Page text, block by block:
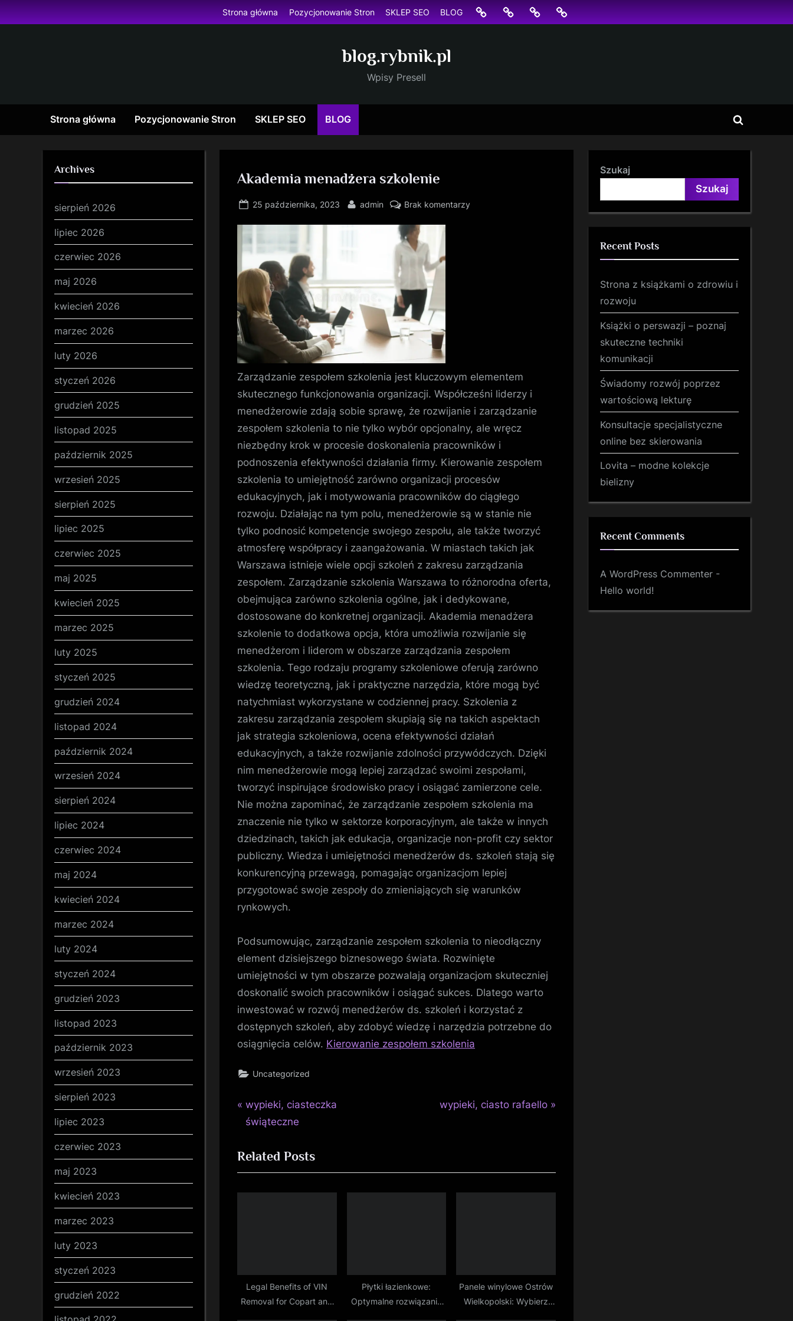
Skip
to
Strona główna Pozycjonowanie Stron SKLEP SEO BLOG
Strona
główna
Pozycjonowanie
Stron
SKLEP
SEO
BLOG
blog.rybnik.pl
Wpisy Presell
Strona główna Pozycjonowanie Stron SKLEP SEO BLOG
Toggle
Akademia menadżera szkolenie
Posted
25 października, 2023 By
admin Brak komentarzy
Zarządzanie zespołem szkolenia jest kluczowym elementem
skutecznego funkcjonowania organizacji. Współcześni liderzy i
menedżerowie zdają sobie sprawę, że rozwijanie i zarządzanie
zespołem szkolenia to nie tylko wybór opcjonalny, ale wręcz
niezbędny krok w procesie doskonalenia pracowników i
podnoszenia efektywności działania firmy. Kierowanie zespołem
szkolenia to umiejętność zarówno organizacji procesów
edukacyjnych, jak i motywowania pracowników do ciągłego
rozwoju. Działając na tym polu, menedżerowie są w stanie nie
tylko podnosić kompetencje swojego zespołu, ale także tworzyć
atmosferę współpracy i zaangażowania. W miastach takich jak
Warszawa istnieje wiele opcji szkoleń z zakresu zarządzania
zespołem. Zarządzanie szkolenia Warszawa to różnorodna oferta,
obejmująca zarówno szkolenia ogólne, jak i dedykowane,
dostosowane do konkretnej organizacji. Akademia menadżera
szkolenie to dodatkowa opcja, która umożliwia rozwijanie się
menedżerom i liderom w obszarze zarządzania zespołem
szkolenia. Tego rodzaju programy szkoleniowe oferują zarówno
wiedzę teoretyczną, jak i praktyczne narzędzia, które mogą być
natychmiast wykorzystane w codziennej pracy. Szkolenia z
zakresu zarządzania zespołem skupiają się na takich aspektach
jak strategia szkoleniowa, ocena efektywności działań
edukacyjnych, a także rozwijanie zdolności przywódczych. Dzięki
nim menedżerowie mogą lepiej zarządzać swoimi zespołami,
tworzyć inspirujące środowisko pracy i osiągać zamierzone cele.
Nie można zapominać, że zarządzanie zespołem szkolenia ma
znaczenie nie tylko w sektorze korporacyjnym, ale także w innych
dziedzinach, takich jak edukacja, organizacje non-profit czy sektor
publiczny. Wiedza i umiejętności menedżerów ds. szkoleń stają się
konkurencyjną przewagą, pomagając organizacjom lepiej
przygotować swoje zespoły do zmieniających się warunków
rynkowych.
Podsumowując, zarządzanie zespołem szkolenia to nieodłączny
element dzisiejszego biznesowego świata. Rozwinięte
umiejętności w tym obszarze pozwalają organizacjom skuteczniej
doskonalić swoich pracowników i osiągać sukces. Dlatego warto
inwestować w rozwój menedżerów ds. szkoleń i korzystać z
dostępnych szkoleń, aby zdobyć wiedzę i narzędzia potrzebne do
osiągnięcia celów. Kierowanie zespołem szkolenia
Uncategorized
Nawigacja
P
r
v
i
s
t
wypieki, ciasteczka
świąteczne
N
P
wypieki, ciasto rafaello
Related Posts
Legal Benefits of VIN
Removal for Copart and
Płytki łazienkowe:
Optymalne rozwiązania
Panele winylowe Ostrów
Wielkopolski: Wybierz
Archives
sierpień 2026
lipiec 2026
czerwiec 2026
maj 2026
kwiecień 2026
marzec 2026
luty 2026
styczeń 2026
grudzień 2025
listopad 2025
październik 2025
wrzesień 2025
sierpień 2025
lipiec 2025
czerwiec 2025
maj 2025
kwiecień 2025
marzec 2025
luty 2025
styczeń 2025
grudzień 2024
listopad 2024
październik 2024
wrzesień 2024
sierpień 2024
lipiec 2024
czerwiec 2024
maj 2024
kwiecień 2024
marzec 2024
luty 2024
styczeń 2024
grudzień 2023
listopad 2023
październik 2023
wrzesień 2023
sierpień 2023
lipiec 2023
czerwiec 2023
maj 2023
kwiecień 2023
marzec 2023
luty 2023
styczeń 2023
grudzień 2022
Szukaj
Szukaj
Recent Posts
Strona z książkami o zdrowiu i
rozwoju
Książki o perswazji – poznaj
skuteczne techniki
komunikacji
Świadomy rozwój poprzez
wartościową lekturę
Konsultacje specjalistyczne
online bez skierowania
Lovita – modne kolekcje
bielizny
Recent Comments
A WordPress Commenter -
Hello world!